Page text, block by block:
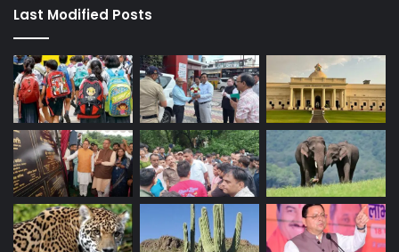
Last Modified Posts